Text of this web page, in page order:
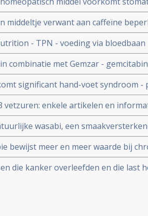
borstkanker.
of stamceltransplantatie
studie.
middeltje verwant aan caffeïne
chemokuren en beschermt
kankersoorten
- TPN - voeding via bloedbaan
vet is bewezen slechter dan
kankerpatienten
combinatie met Gemzar -
inoperabele
90 patiënten.
significant hand-voet syndroom -
zalf zonder ureum
vetzuren: enkele artikelen en
gezet
wasabi, een
ook medicinale kwaliteiten tot aan
bewijst meer en meer waarde bij
bewijzen studies dat
die kanker overleefden en die last